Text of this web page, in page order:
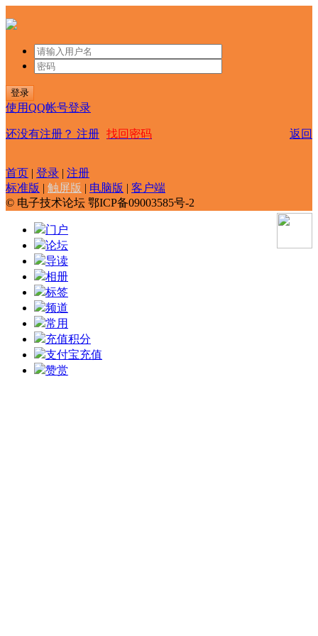
登录
使用QQ帐号登录
还没有注册？ 注册 找回密码 返回
首页 | 登录 | 注册
标准版 | 触屏版 | 电脑版 | 客户端
© 电子技术论坛 鄂ICP备09003585号-2
门户
论坛
导读
相册
标签
频道
常用
充值积分
支付宝充值
赞赏